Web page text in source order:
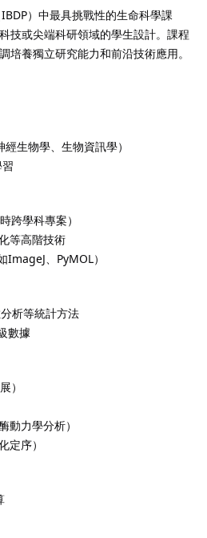
）中最具挑戰性的生命科學課
技或尖端科研領域的學生設計。課程
培養獨立研究能力和前沿技術應用。
生物學、生物資訊學）
跨學科專案）
等高階技術
、PyMOL）
析等統計方法
數據
）
動力學分析）
定序）